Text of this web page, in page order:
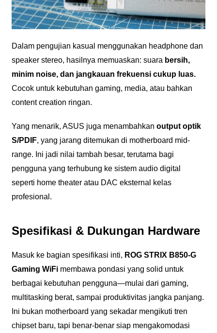
Dalam pengujian kasual menggunakan headphone dan
speaker stereo, hasilnya memuaskan: suara bersih,
minim noise, dan jangkauan frekuensi cukup luas.
Cocok untuk kebutuhan gaming, media, atau bahkan
content creation ringan.
Yang menarik, ASUS juga menambahkan output optik
S/PDIF, yang jarang ditemukan di motherboard mid-
range. Ini jadi nilai tambah besar, terutama bagi
pengguna yang terhubung ke sistem audio digital
seperti home theater atau DAC eksternal kelas
profesional.
Spesifikasi & Dukungan Hardware
Masuk ke bagian spesifikasi inti, ROG STRIX B850-G
Gaming WiFimembawa pondasi yang solid untuk
berbagai kebutuhan pengguna—mulai dari gaming,
multitasking berat, sampai produktivitas jangka panjang.
Ini bukan motherboard yang sekadar mengikuti tren
chipset baru, tapi benar-benar siap mengakomodasi